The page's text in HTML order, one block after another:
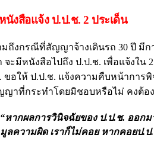
นังสือแจ้ง ป.ป.ช. 2 ประเด็น
มถึงกรณีที่สัญญาจ้างเดินรถ 30 ปี มี
จะมีหนังสือไปถึง ป.ป.ช. เพื่อแจ้งใ
ขอให้ ป.ป.ช. แจ้งความคืบหน้าการ
ญาที่กระทำโดยมิชอบหรือไม่ คงต้อ
“หากผลการวินิจฉัยของ ป.ป.ช. ออกม
มูลความผิด เราก็ไม่คอย หากคอยป.